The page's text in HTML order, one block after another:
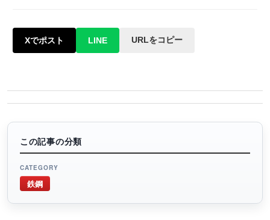
Xでポスト LINE URLをコピー
この記事の分類
CATEGORY
鉄鋼